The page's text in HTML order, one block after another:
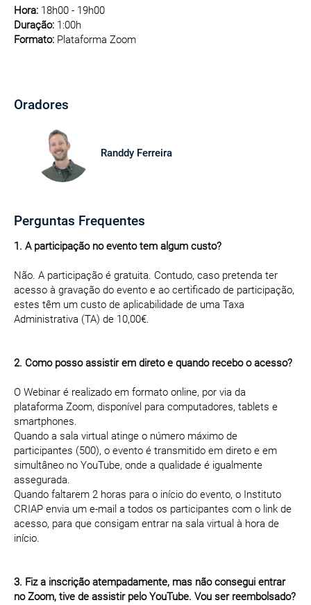
Hora: 18h00 - 19h00
Duração: 1:00h
Formato: Plataforma Zoom
Oradores
Randdy Ferreira
Perguntas Frequentes
1. A participação no evento tem algum custo?
Não. A participação é gratuita. Contudo, caso pretenda ter
acesso à gravação do evento e ao certificado de participação,
estes têm um custo de aplicabilidade de uma Taxa
Administrativa (TA) de 10,00€.
2. Como posso assistir em direto e quando recebo o acesso?
O Webinar é realizado em formato online, por via da
plataforma Zoom, disponível para computadores, tablets e
smartphones.
Quando a sala virtual atinge o número máximo de
participantes (500), o evento é transmitido em direto e em
simultâneo no YouTube, onde a qualidade é igualmente
assegurada.
Quando faltarem 2 horas para o início do evento, o Instituto
CRIAP envia um e-mail a todos os participantes com o link de
acesso, para que consigam entrar na sala virtual à hora de
início.
3. Fiz a inscrição atempadamente, mas não consegui entrar
no Zoom, tive de assistir pelo YouTube. Vou ser reembolsado?